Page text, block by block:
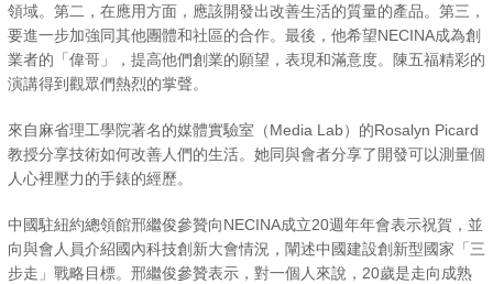
領域。第二，在應用方面，應該開發出改善生活的質量的產品。第三，
要進一步加強同其他團體和社區的合作。最後，他希望NECINA成為創
業者的「偉哥」，提高他們創業的願望，表現和滿意度。陳五福精彩的
演講得到觀眾們熱烈的掌聲。
來自麻省理工學院著名的媒體實驗室（Media Lab）的Rosalyn Picard
教授分享技術如何改善人們的生活。她同與會者分享了開發可以測量個
人心裡壓力的手錶的經歷。
中國駐紐約總領館邢繼俊參贊向NECINA成立20週年年會表示祝賀，並
向與會人員介紹國內科技創新大會情況，闡述中國建設創新型國家「三
步走」戰略目標。邢繼俊參贊表示，對一個人來說，20歲是走向成熟